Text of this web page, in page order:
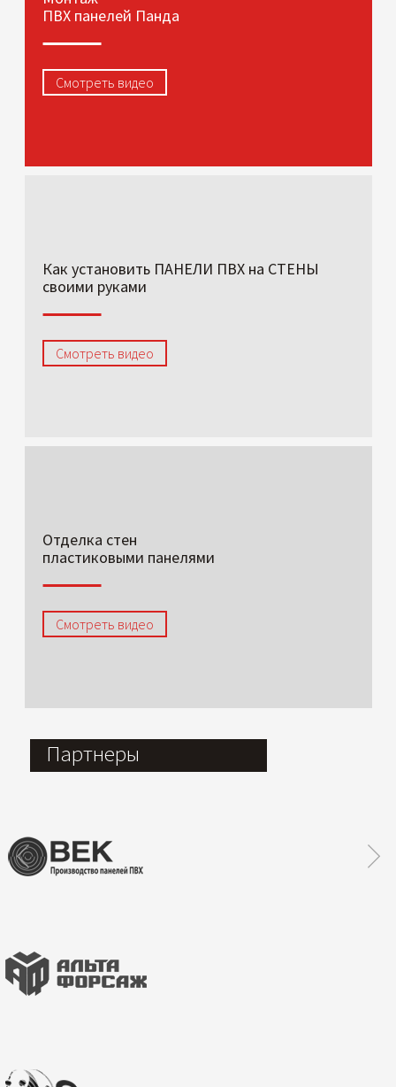
ПВХ панелей Панда
Смотреть видео
Как установить ПАНЕЛИ ПВХ на СТЕНЫ
своими руками
Смотреть видео
Отделка стен
пластиковыми панелями
Смотреть видео
Партнеры